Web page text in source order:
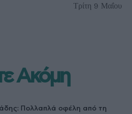
Τρίτη 9 Μαΐου
Ακόμη
Πολλαπλά οφέλη από τη